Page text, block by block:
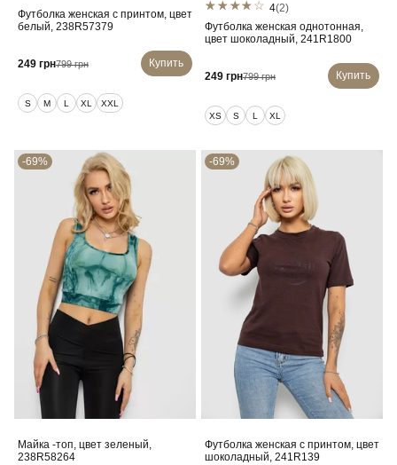
Футболка женская с принтом, цвет
белый, 238R57379
249 грн799 грн Купить
S M L XL XXL
4(2)
Футболка женская однотонная,
цвет шоколадный, 241R1800
249 грн799 грн Купить
XS S L XL
-69%
Майка -топ, цвет зеленый,
238R58264
-69%
Футболка женская с принтом, цвет
шоколадный, 241R139